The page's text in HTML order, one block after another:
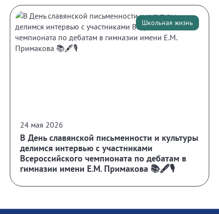
Школьная жизнь
24 мая 2026
В День славянской письменности и культуры
делимся интервью с участниками
Всероссийского чемпионата по дебатам в
гимназии имени Е.М. Примакова 📚🖋️🎙️